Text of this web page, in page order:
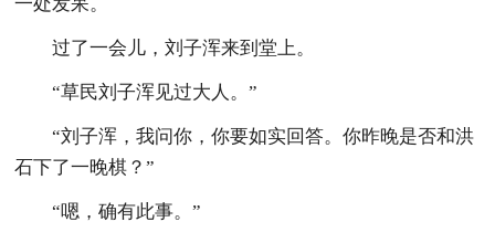
过了一会儿，刘子浑来到堂上。
“草民刘子浑见过大人。”
“刘子浑，我问你，你要如实回答。你昨晚是否和洪
石下了一晚棋？”
“嗯，确有此事。”